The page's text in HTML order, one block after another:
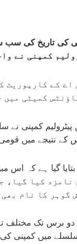
کمپنی نے
اے کے کارپوریٹ
کمیٹی میں
میں قومی خزانے کو
نامزد کیا گیا،
گوہر کا نام بھی